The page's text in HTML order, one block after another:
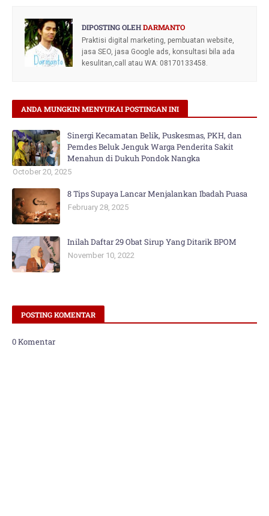
DIPOSTING OLEHDARMANTO
Praktisi digital marketing, pembuatan website,
jasa SEO, jasa Google ads, konsultasi bila ada
kesulitan,call atau WA: 08170133458.
ANDA MUNGKIN MENYUKAI POSTINGAN INI
Sinergi Kecamatan Belik, Puskesmas, PKH, dan
Pemdes Beluk Jenguk Warga Penderita Sakit
Menahun di Dukuh Pondok Nangka
October 20, 2025
8 Tips Supaya Lancar Menjalankan Ibadah Puasa
February 28, 2025
Inilah Daftar 29 Obat Sirup Yang Ditarik BPOM
November 10, 2022
POSTING KOMENTAR
0 Komentar